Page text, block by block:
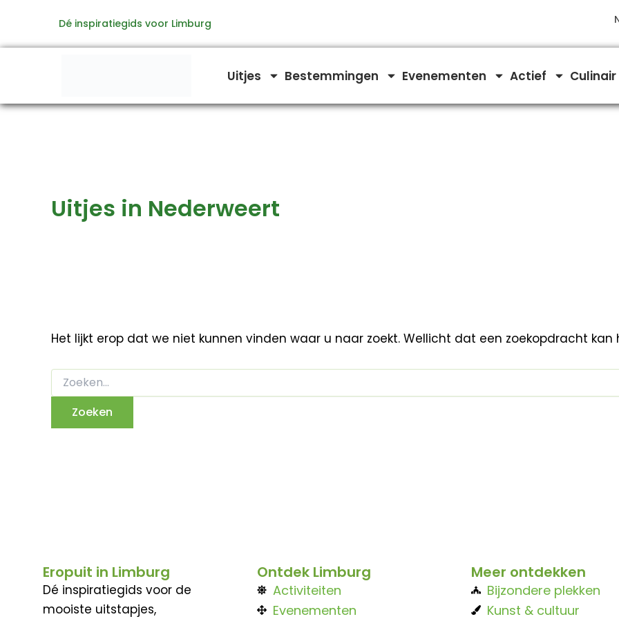
de
Dé inspiratiegids voor Limburg
Uitjes Bestemmingen Evenementen Actief Culinair
Uitjes in Nederweert
Het lijkt erop dat we niet kunnen vinden waar u naar zoekt. Wellicht dat een zoekopdracht kan
naar:
Eropuit in Limburg
Dé inspiratiegids voor de
mooiste uitstapjes,
Ontdek Limburg
Activiteiten
Evenementen
Meer ontdekken
Bijzondere plekken
Kunst & cultuur